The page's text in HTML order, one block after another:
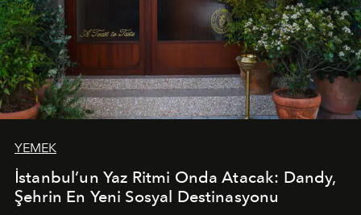
YEMEK
İstanbul’un Yaz Ritmi Onda Atacak: Dandy,
Şehrin En Yeni Sosyal Destinasyonu